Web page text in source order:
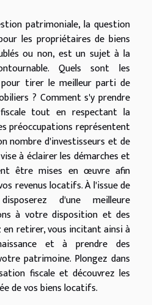
patrimoniale, la question
les propriétaires de biens
ou non, est un sujet à la
Quels sont les
tirer le meilleur parti de
? Comment s'y prendre
tout en respectant la
préoccupations représentent
nombre d'investisseurs et de
à éclairer les démarches et
être mises en œuvre afin
revenus locatifs. À l'issue de
d'une meilleure
à votre disposition et des
en retirer, vous incitant ainsi à
et à prendre des
patrimoine. Plongez dans
fiscale et découvrez les
de vos biens locatifs.